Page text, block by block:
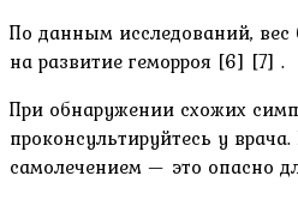
По данным исследований, вес
на развитие геморроя [6] [7] .
При обнаружении схожих
проконсультируйтесь у
самолечением — это опасно